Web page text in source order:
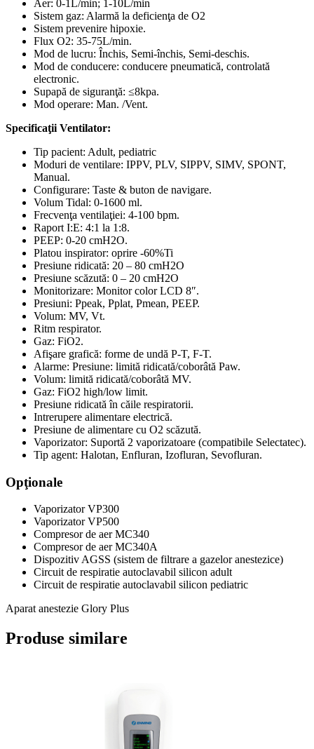
Aer: 0-1L/min; 1-10L/min
Sistem gaz: Alarmă la deficienţa de O2
Sistem prevenire hipoxie.
Flux O2: 35-75L/min.
Mod de lucru: Închis, Semi-închis, Semi-deschis.
Mod de conducere: conducere pneumatică, controlată
electronic.
Supapă de siguranţă: ≤8kpa.
Mod operare: Man. /Vent.
Specificaţii Ventilator:
Tip pacient: Adult, pediatric
Moduri de ventilare: IPPV, PLV, SIPPV, SIMV, SPONT,
Manual.
Configurare: Taste & buton de navigare.
Volum Tidal: 0-1600 ml.
Frecvenţa ventilaţiei: 4-100 bpm.
Raport I:E: 4:1 la 1:8.
PEEP: 0-20 cmH2O.
Platou inspirator: oprire -60%Ti
Presiune ridicată: 20 – 80 cmH2O
Presiune scăzută: 0 – 20 cmH2O
Monitorizare: Monitor color LCD 8″.
Presiuni: Ppeak, Pplat, Pmean, PEEP.
Volum: MV, Vt.
Ritm respirator.
Gaz: FiO2.
Afişare grafică: forme de undă P-T, F-T.
Alarme: Presiune: limită ridicată/coborâtă Paw.
Volum: limită ridicată/coborâtă MV.
Gaz: FiO2 high/low limit.
Presiune ridicată în căile respiratorii.
Intrerupere alimentare electrică.
Presiune de alimentare cu O2 scăzută.
Vaporizator: Suportă 2 vaporizatoare (compatibile Selectatec).
Tip agent: Halotan, Enfluran, Izofluran, Sevofluran.
Opţionale
Vaporizator VP300
Vaporizator VP500
Compresor de aer MC340
Compresor de aer MC340A
Dispozitiv AGSS (sistem de filtrare a gazelor anestezice)
Circuit de respiratie autoclavabil silicon adult
Circuit de respiratie autoclavabil silicon pediatric
Aparat anestezie Glory Plus
Produse similare